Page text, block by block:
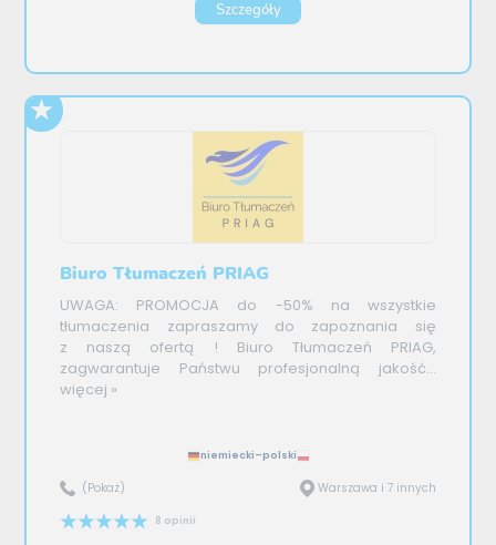
Szczegóły
Biuro Tłumaczeń PRIAG
UWAGA: PROMOCJA do -50% na wszystkie
tłumaczenia zapraszamy do zapoznania się
z naszą ofertą ! Biuro Tłumaczeń PRIAG,
zagwarantuje Państwu profesjonalną jakość...
więcej »
niemiecki–polski
(Pokaż) Warszawa i 7 innych
8 opinii